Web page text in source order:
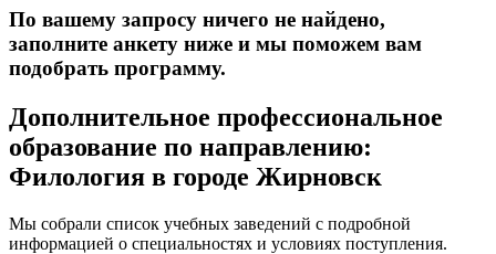
По вашему запросу ничего не найдено,
заполните анкету ниже и мы поможем вам
подобрать программу.
Дополнительное профессиональное
образование по направлению:
Филология в городе Жирновск
Мы собрали список учебных заведений с подробной
информацией о специальностях и условиях поступления.